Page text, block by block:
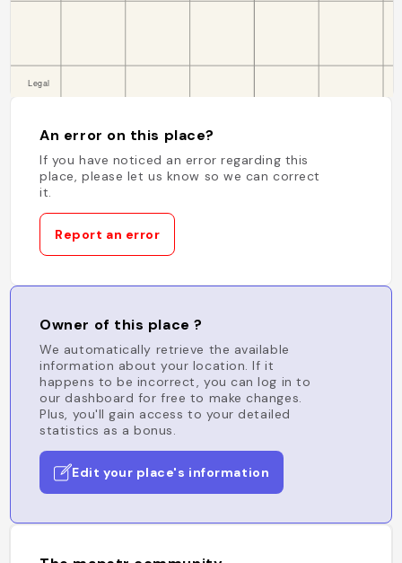
An error on this place?
If you have noticed an error regarding this
place, please let us know so we can correct
it.
Report an error
Owner of this place ?
We automatically retrieve the available
information about your location. If it
happens to be incorrect, you can log in to
our dashboard for free to make changes.
Plus, you'll gain access to your detailed
statistics as a bonus.
Edit your place's information